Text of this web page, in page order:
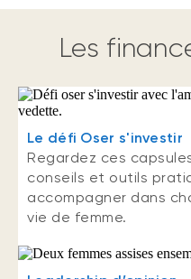
Les
Le défi Oser s'investir
Regardez ces
conseils et outils
accompagner dans
vie de femme.